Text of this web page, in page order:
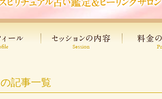
の記事一覧